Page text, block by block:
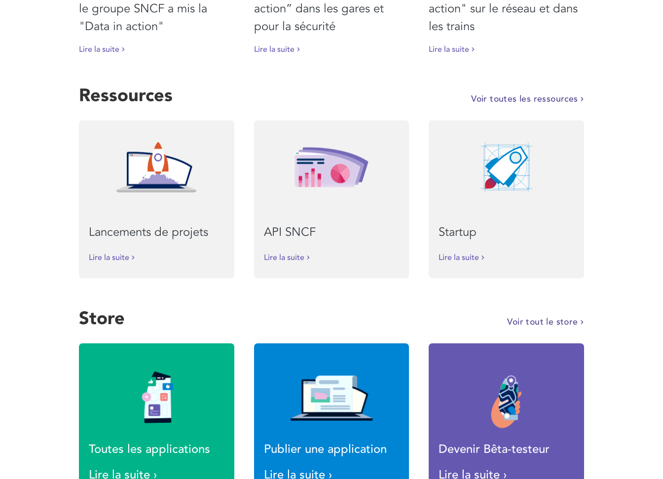
le groupe SNCF a mis la
"Data in action"
Lire la suite
action” dans les gares et
pour la sécurité
Lire la suite
action" sur le réseau et dans
les trains
Lire la suite
Ressources Voir toutes les ressources
Lancements de projets
Lire la suite
API SNCF
Lire la suite
Startup
Lire la suite
Store Voir tout le store
Toutes les applications
Lire la suite ›
Publier une application
Lire la suite ›
Devenir Bêta-testeur
Lire la suite ›